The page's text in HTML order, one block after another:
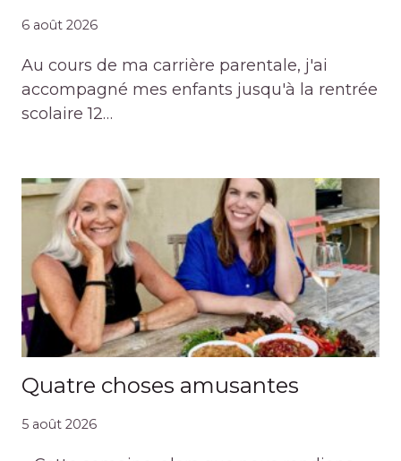
6 août 2026
Au cours de ma carrière parentale, j'ai
accompagné mes enfants jusqu'à la rentrée
scolaire 12…
Quatre choses amusantes
5 août 2026